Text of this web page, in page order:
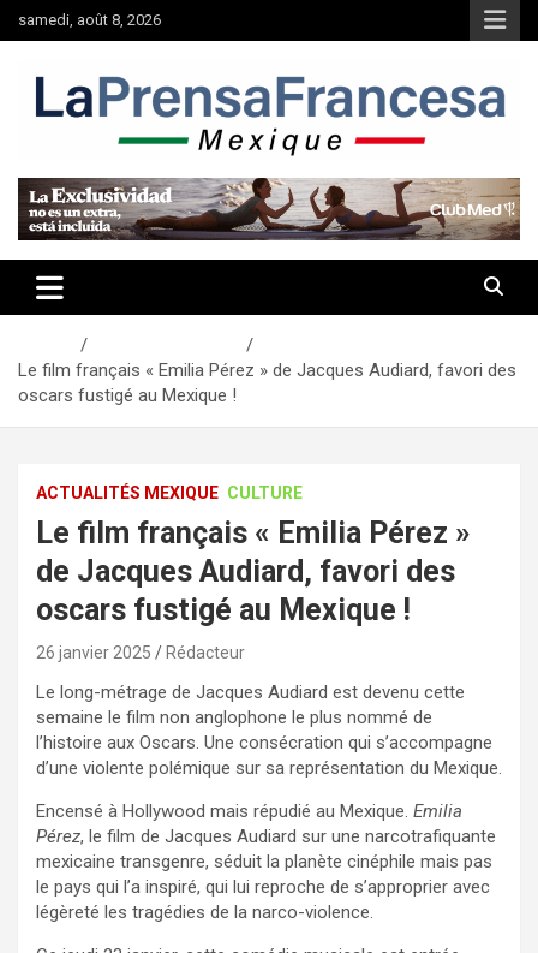
au
samedi, août 8, 2026
Le film français « Emilia Pérez » de Jacques Audiard, favori des
oscars fustigé au Mexique !
ACTUALITÉS MEXIQUE CULTURE
Le film français « Emilia Pérez »
de Jacques Audiard, favori des
oscars fustigé au Mexique !
26 janvier 2025 Rédacteur
Le long-métrage de Jacques Audiard est devenu cette
semaine le film non anglophone le plus nommé de
l’histoire aux Oscars. Une consécration qui s’accompagne
d’une violente polémique sur sa représentation du Mexique.
Encensé à Hollywood mais répudié au Mexique. Emilia
Pérez, le film de Jacques Audiard sur une narcotrafiquante
mexicaine transgenre, séduit la planète cinéphile mais pas
le pays qui l’a inspiré, qui lui reproche de s’approprier avec
légèreté les tragédies de la narco-violence.